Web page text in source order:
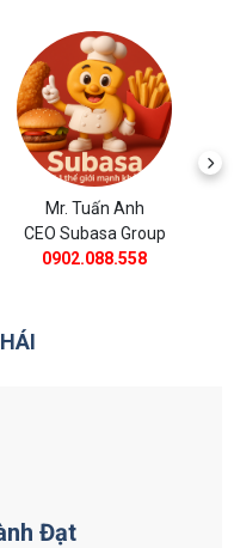
Mr. Tuấn Anh
CEO BĐS Thành Đạt
0988.11.8385
Đạt